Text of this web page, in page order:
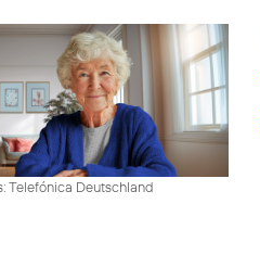
Telefónica Deutschland